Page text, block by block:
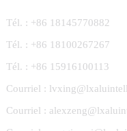
Tél. : +86 18145770882
Tél. : +86 18100267267
Tél. : +86 15916100113
Courriel :
Courriel :